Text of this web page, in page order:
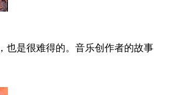
也是很难得的。音乐创作者的故事